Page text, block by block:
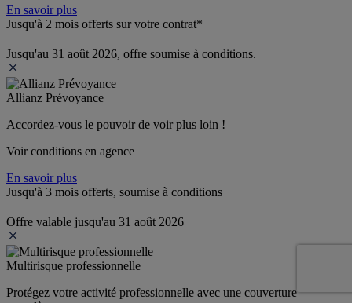
En savoir plus
Jusqu'à 2 mois offerts sur votre contrat*
Jusqu'au 31 août 2026, offre soumise à conditions.
Allianz Prévoyance
Accordez-vous le pouvoir de voir plus loin !
Voir conditions en agence
En savoir plus
Jusqu'à 3 mois offerts, soumise à conditions
Offre valable jusqu'au 31 août 2026
Multirisque professionnelle
Protégez votre activité professionnelle avec une couverture